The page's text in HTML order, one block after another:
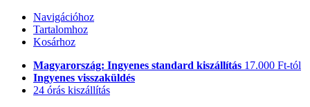
Navigációhoz
Tartalomhoz
Kosárhoz
Magyarország: Ingyenes standard kiszállítás 17.000 Ft-tól
Ingyenes visszaküldés
24 órás kiszállítás